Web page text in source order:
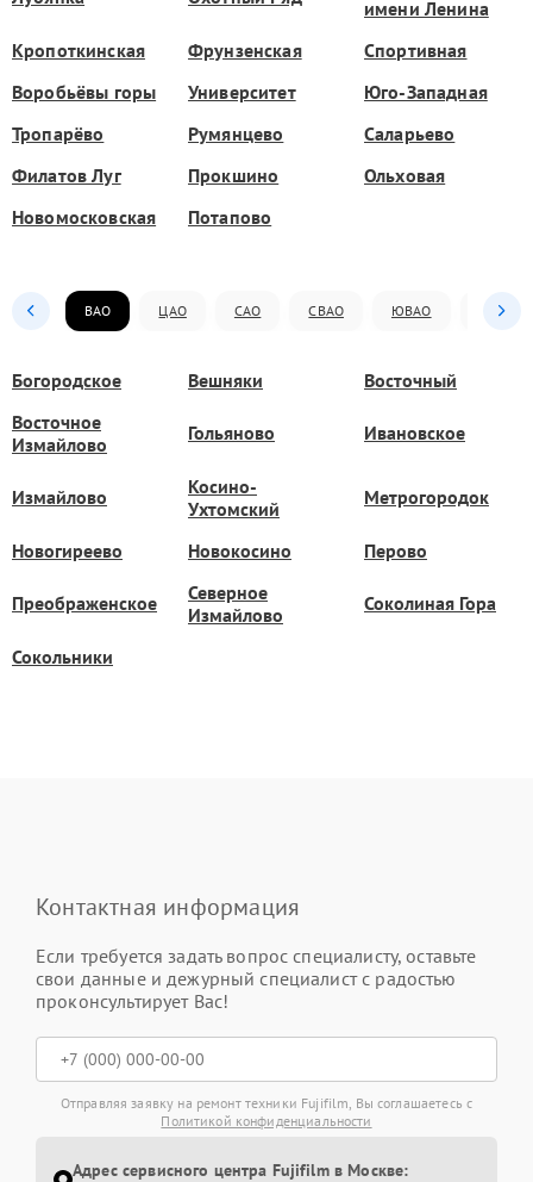
имени Ленина
Кропоткинская
Фрунзенская
Спортивная
Воробьёвы горы
Университет
Юго-Западная
Тропарёво
Румянцево
Саларьево
Филатов Луг
Прокшино
Ольховая
Новомосковская
Потапово
ВАО ЦАО САО СВАО ЮВАО ЮАО
Богородское Вешняки
Восточный
Восточное
Измайлово
Гольяново Ивановское
Измайлово
Косино-
Ухтомский
Метрогородок
Новогиреево Новокосино Перово
Преображенское
Северное
Измайлово
Соколиная Гора
Сокольники
Контактная информация
Если требуется задать вопрос специалисту, оставьте
свои данные и дежурный специалист с радостью
проконсультирует Вас!
Отправляя заявку на ремонт техники Fujifilm, Вы соглашаетесь с
Политикой конфиденциальности
Адрес сервисного центра Fujifilm в Москве: